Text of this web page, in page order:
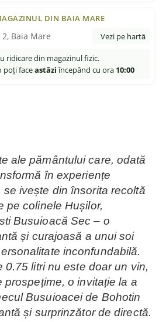
DIN BAIA MARE
Baia Mare Vezi pe hartă
ridicare din magazinul fizic.
poți faceastăziîncepând cu ora 10:00
ale pământului care, odată
în experiențe
se ivește din însorita recoltă
pe colinele Hușilor,
Busuioacă Sec – o
și curajoasă a unui soi
inconfundabilă.
0.75 litri nu este doar un vin,
prospețime, o invitație la a
Busuioacei de Bohotin
și surprinzător de directă.